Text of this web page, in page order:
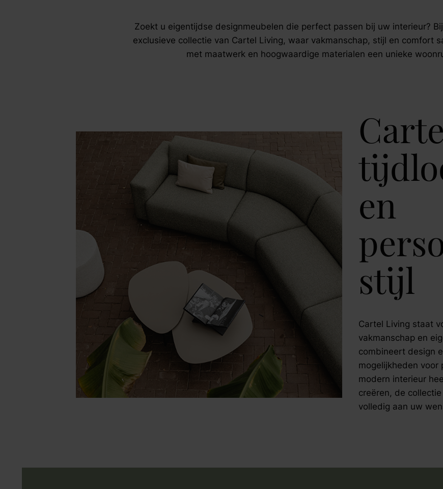
Zoekt u eigentijdse designmeubelen die perfect passen bij uw interieur?
exclusieve collectie van Cartel Living, waar vakmanschap, stijl en comfort
met maatwerk en hoogwaardige materialen een unieke
en
stijl
Cartel Living staat
vakmanschap en
combineert design
mogelijkheden voor
modern interieur
creëren, de
volledig aan uw